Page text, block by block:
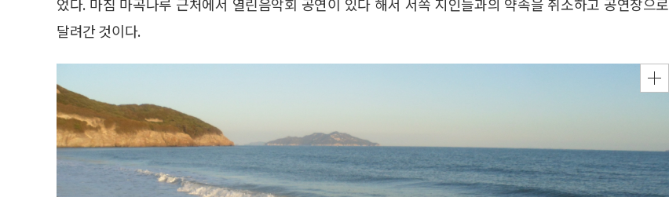
달려간 것이다.